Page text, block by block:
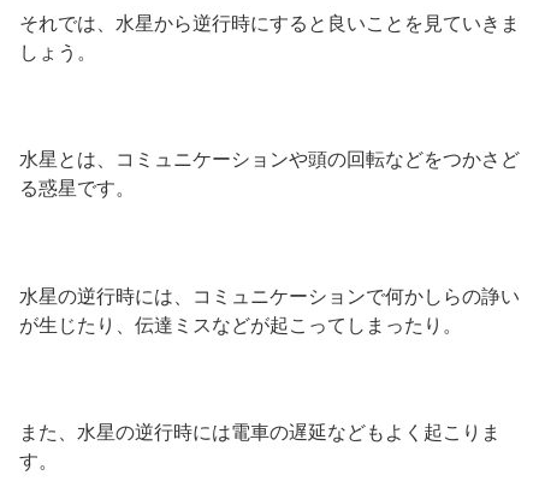
それでは、水星から逆行時にすると良いことを見ていきま
しょう。
水星とは、コミュニケーションや頭の回転などをつかさど
る惑星です。
水星の逆行時には、コミュニケーションで何かしらの諍い
が生じたり、伝達ミスなどが起こってしまったり。
また、水星の逆行時には電車の遅延などもよく起こりま
す。